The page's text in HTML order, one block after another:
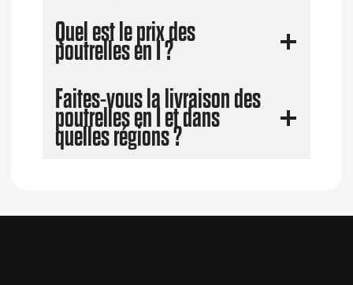
Quel est le prix des
poutrelles en I ?
Faites-vous la livraison des
poutrelles en I et dans
quelles régions ?